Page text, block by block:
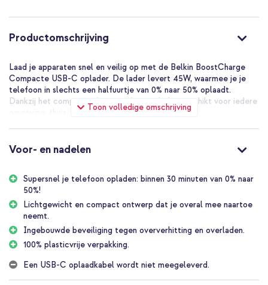
Productomschrijving
Toon volledige omschrijving
Laad je apparaten snel en veilig op met de Belkin BoostCharge
Compacte USB-C oplader. De lader levert 45W, waarmee je je
telefoon in slechts een halfuurtje van 0% naar 50% oplaadt.
Dankzij het compacte design is deze oplader geschikt voor iedere
omgeving: thuis, onderweg of op kantoor.
Waarom kiezen voor de Belkin BoostCharge Compacte USB-C
Laadt je telefoon op van 0% tot 50% in slechts 30 minuten
Compact en lichtgewicht ontwerp, ideaal voor onderweg
Geschikt voor moderne snellaadtechnologieën voor efficiënt
opladen
Veilig laden dankzij ingebouwde bescherming tegen
oververhitting en overladen
Universeel te gebruiken met diverse USB-C apparaten
Voor- en nadelen
Supersnel je telefoon opladen: binnen 30 minuten van 0% naar
50%!
Lichtgewicht en compact ontwerp dat je overal mee naartoe
neemt.
Ingebouwde beveiliging tegen oververhitting en overladen.
100% plasticvrije verpakking.
Een USB-C oplaadkabel wordt niet meegeleverd.